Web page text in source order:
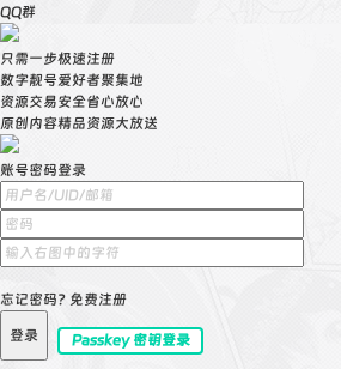
QQ群
只需一步极速注册
数字靓号爱好者聚集地
资源交易安全省心放心
原创内容精品资源大放送
账号密码登录
忘记密码? 免费注册
登录 Passkey 密钥登录